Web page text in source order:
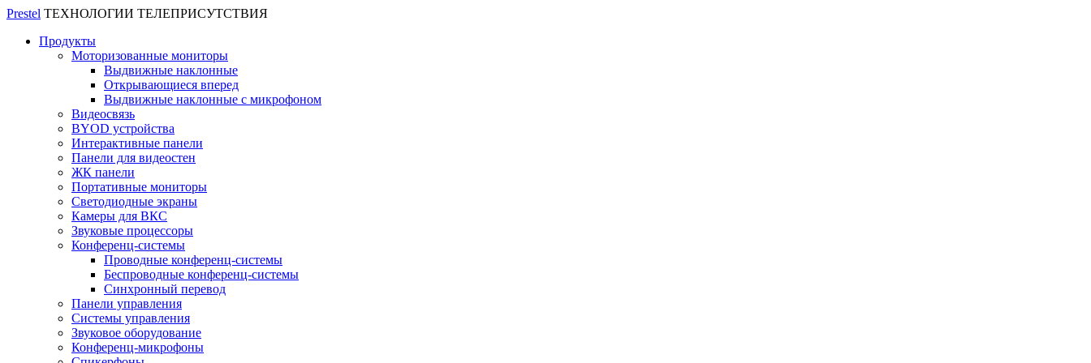
Prestel ТЕХНОЛОГИИ ТЕЛЕПРИСУТСТВИЯ
Продукты
Моторизованные мониторы
Выдвижные наклонные
Открывающиеся вперед
Выдвижные наклонные с микрофоном
Видеосвязь
BYOD устройства
Интерактивные панели
Панели для видеостен
ЖК панели
Портативные мониторы
Светодиодные экраны
Камеры для ВКС
Звуковые процессоры
Конференц-системы
Проводные конференц-системы
Беспроводные конференц-системы
Синхронный перевод
Панели управления
Системы управления
Звуковое оборудование
Конференц-микрофоны